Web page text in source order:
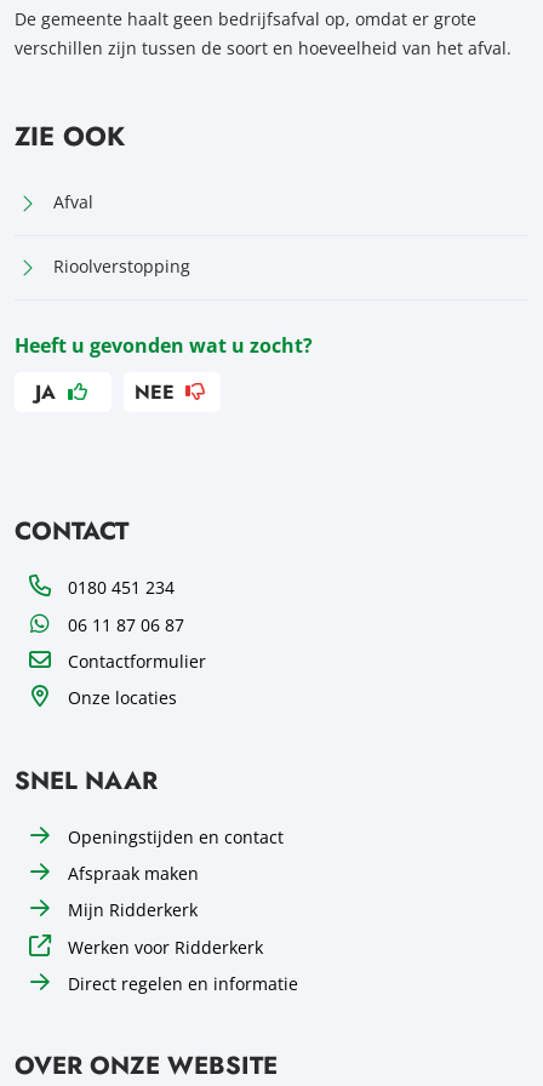
De gemeente haalt geen bedrijfsafval op, omdat er grote
verschillen zijn tussen de soort en hoeveelheid van het afval.
ZIE OOK
Afval
Rioolverstopping
Heeft u gevonden wat u zocht?
JA NEE
CONTACT
Telefoon0180 451 234
WhatsApp06 11 87 06 87
Contactformulier
Onze locaties
SNEL NAAR
Openingstijden en contact
Afspraak maken
Mijn Ridderkerk
Werken voor Ridderkerk
Direct regelen en informatie
OVER ONZE WEBSITE